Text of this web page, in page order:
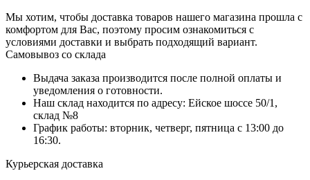
Мы хотим, чтобы доставка товаров нашего магазина прошла с
комфортом для Вас, поэтому просим ознакомиться с
условиями доставки и выбрать подходящий вариант.
Самовывоз со склада
Выдача заказа производится после полной оплаты и
уведомления о готовности.
Наш склад находится по адресу: Ейское шоссе 50/1,
склад №8
График работы: вторник, четверг, пятница с 13:00 до
16:30.
Курьерская доставка